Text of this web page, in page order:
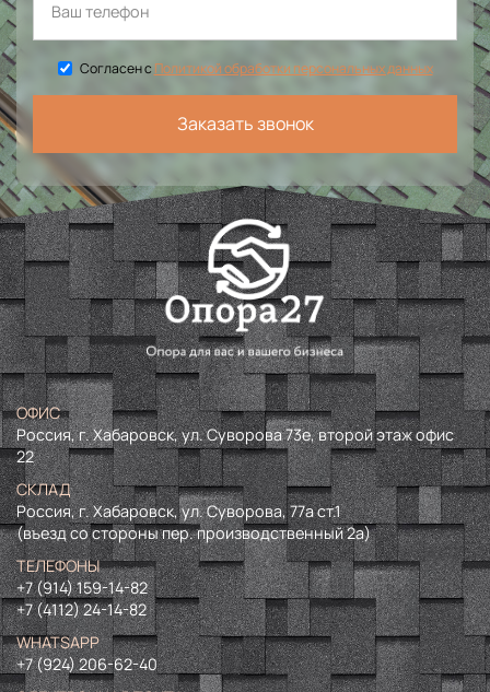
Согласен сПолитикой обработки персональных данных
Заказать звонок
ОФИС
Россия, г. Хабаровск, ул. Суворова 73е, второй этаж офис
22
СКЛАД
Россия, г. Хабаровск, ул. Суворова, 77а ст.1
(въезд со стороны пер. производственный 2а)
ТЕЛЕФОНЫ
+7 (914) 159-14-82
+7 (4112) 24-14-82
WHATSAPP
+7 (924) 206-62-40